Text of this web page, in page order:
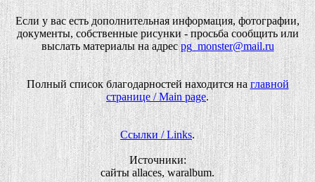
Если у вас есть дополнительная информация, фотографии,
документы, собственные рисунки - просьба сообщить или
выслать материалы на адресpg_monster@mail.ru
Полный список благодарностей находится наглавной
странице / Main page.
Ссылки / Links.
Источники:
сайты allaces, waralbum.